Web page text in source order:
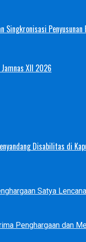
Singkronisasi Penyusunan
XII 2026
Disabilitas di
Satya
Penghargaan dan